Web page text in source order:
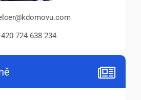
724 638 234